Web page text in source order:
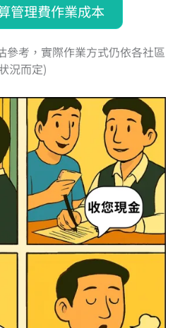
管理費作業成本
參考，實際作業方式仍依各社區
況而定)